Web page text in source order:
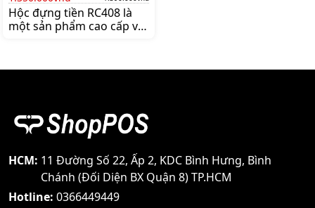
Hộc đựng tiền RC408 là
một sản phẩm cao cấp với
thiết kế đặc biệt để đáp
các thông số kỹ thuật chi
tiết về sản phẩm này 1
phẩm định danh cho hộc
đựng tiền 2 Số Ngăn 10
ngăn kẹp Số lượng ngăn
HCM: 11 Đường Số 22, Ấp 2, KDC Bình Hưng, Bình
Chánh (Đối Diện BX Quận 8) TP.HCM
Hotline: 0366449449